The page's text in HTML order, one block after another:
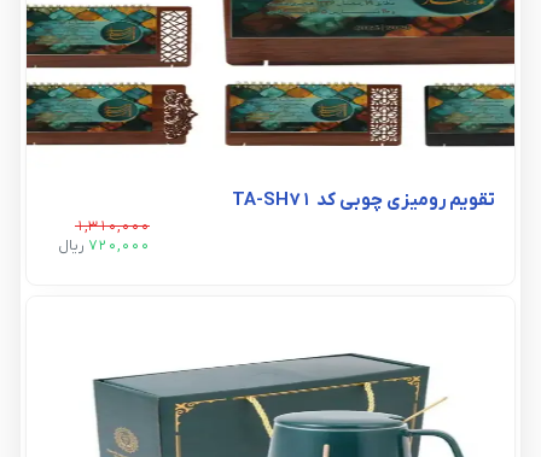
تقویم رومیزی چوبی کد TA-SH71
1,310,000
720,000 ريال